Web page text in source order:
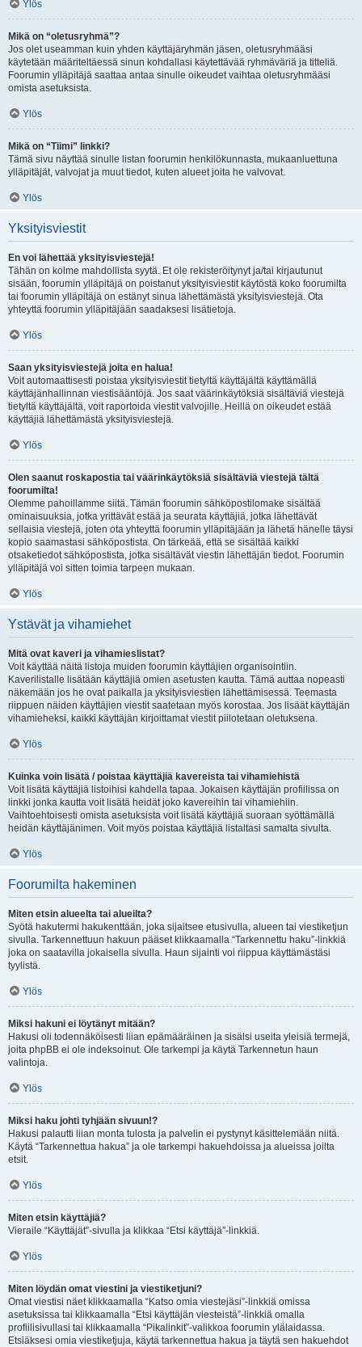
Ylös
Mikä on “oletusryhmä”?
Jos olet useamman kuin yhden käyttäjäryhmän jäsen, oletusryhmääsi
käytetään määriteltäessä sinun kohdallasi käytettävää ryhmäväriä ja titteliä.
Foorumin ylläpitäjä saattaa antaa sinulle oikeudet vaihtaa oletusryhmääsi
omista asetuksista.
Ylös
Mikä on “Tiimi” linkki?
Tämä sivu näyttää sinulle listan foorumin henkilökunnasta, mukaanluettuna
ylläpitäjät, valvojat ja muut tiedot, kuten alueet joita he valvovat.
Ylös
Yksityisviestit
En voi lähettää yksityisviestejä!
Tähän on kolme mahdollista syytä. Et ole rekisteröitynyt ja/tai kirjautunut
sisään, foorumin ylläpitäjä on poistanut yksityisviestit käytöstä koko foorumilta
tai foorumin ylläpitäjä on estänyt sinua lähettämästä yksityisviestejä. Ota
yhteyttä foorumin ylläpitäjään saadaksesi lisätietoja.
Ylös
Saan yksityisviestejä joita en halua!
Voit automaattisesti poistaa yksityisviestit tietyltä käyttäjältä käyttämällä
käyttäjänhallinnan viestisääntöjä. Jos saat väärinkäytöksiä sisältäviä viestejä
tietyltä käyttäjältä, voit raportoida viestit valvojille. Heillä on oikeudet estää
käyttäjiä lähettämästä yksityisviestejä.
Ylös
Olen saanut roskapostia tai väärinkäytöksiä sisältäviä viestejä tältä
foorumilta!
Olemme pahoillamme siitä. Tämän foorumin sähköpostilomake sisältää
ominaisuuksia, jotka yrittävät estää ja seurata käyttäjiä, jotka lähettävät
sellaisia viestejä, joten ota yhteyttä foorumin ylläpitäjään ja lähetä hänelle täysi
kopio saamastasi sähköpostista. On tärkeää, että se sisältää kaikki
otsaketiedot sähköpostista, jotka sisältävät viestin lähettäjän tiedot. Foorumin
ylläpitäjä voi sitten toimia tarpeen mukaan.
Ylös
Ystävät ja vihamiehet
Mitä ovat kaveri ja vihamieslistat?
Voit käyttää näitä listoja muiden foorumin käyttäjien organisointiin.
Kaverilistalle lisätään käyttäjiä omien asetusten kautta. Tämä auttaa nopeasti
näkemään jos he ovat paikalla ja yksityisviestien lähettämisessä. Teemasta
riippuen näiden käyttäjien viestit saatetaan myös korostaa. Jos lisäät käyttäjän
vihamieheksi, kaikki käyttäjän kirjoittamat viestit piilotetaan oletuksena.
Ylös
Kuinka voin lisätä / poistaa käyttäjiä kavereista tai vihamiehistä
Voit lisätä käyttäjiä listoihisi kahdella tapaa. Jokaisen käyttäjän profiilissa on
linkki jonka kautta voit lisätä heidät joko kavereihin tai vihamiehiin.
Vaihtoehtoisesti omista asetuksista voit lisätä käyttäjiä suoraan syöttämällä
heidän käyttäjänimen. Voit myös poistaa käyttäjiä listaltasi samalta sivulta.
Ylös
Foorumilta hakeminen
Miten etsin alueelta tai alueilta?
Syötä hakutermi hakukenttään, joka sijaitsee etusivulla, alueen tai viestiketjun
sivulla. Tarkennettuun hakuun pääset klikkaamalla “Tarkennettu haku”-linkkiä
joka on saatavilla jokaisella sivulla. Haun sijainti voi riippua käyttämästäsi
tyylistä.
Ylös
Miksi hakuni ei löytänyt mitään?
Hakusi oli todennäköisesti liian epämääräinen ja sisälsi useita yleisiä termejä,
joita phpBB ei ole indeksoinut. Ole tarkempi ja käytä Tarkennetun haun
valintoja.
Ylös
Miksi haku johti tyhjään sivuun!?
Hakusi palautti liian monta tulosta ja palvelin ei pystynyt käsittelemään niitä.
Käytä “Tarkennettua hakua” ja ole tarkempi hakuehdoissa ja alueissa joilta
etsit.
Ylös
Miten etsin käyttäjiä?
Vieraile “Käyttäjät”-sivulla ja klikkaa “Etsi käyttäjä”-linkkiä.
Ylös
Miten löydän omat viestini ja viestiketjuni?
Omat viestisi näet klikkaamalla “Katso omia viestejäsi”-linkkiä omissa
asetuksissa tai klikkaamalla “Etsi käyttäjän viesteistä”-linkkiä omalla
profiilisivullasi tai klikkaamalla “Pikalinkit”-valikkoa foorumin ylälaidassa.
Etsiäksesi omia viestiketjuja, käytä tarkennettua hakua ja täytä sen hakuehdot